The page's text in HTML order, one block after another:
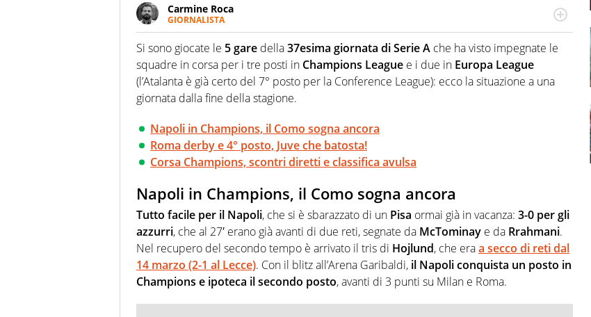
Carmine Roca
GIORNALISTA
Giornalista pubblicista, appassionato di calcio in tutte le sue sfaccettature, con una
particolare predilezione per i campionati minori.
Si sono giocate le 5 gare della37esima giornata di Serie A che ha visto impegnate le
squadre in corsa per i tre posti in Champions League e i due in Europa League
(l’Atalanta è già certo del 7° posto per la Conference League): ecco la situazione a una
giornata dalla fine della stagione.
Napoli in Champions, il Como sogna ancora
Roma derby e 4° posto, Juve che batosta!
Corsa Champions, scontri diretti e classifica avulsa
Napoli in Champions, il Como sogna ancora
Tutto facile per il Napoli, che si è sbarazzato di un Pisa ormai già in vacanza: 3-0 per gli
azzurri, che al 27′ erano già avanti di due reti, segnate da McTominay e da Rrahmani.
Nel recupero del secondo tempo è arrivato il tris di Hojlund, che eraa secco di reti dal
14 marzo (2-1 al Lecce). Con il blitz all’Arena Garibaldi, il Napoli conquista un posto in
Champions e ipoteca il secondo posto, avanti di 3 punti su Milan e Roma.